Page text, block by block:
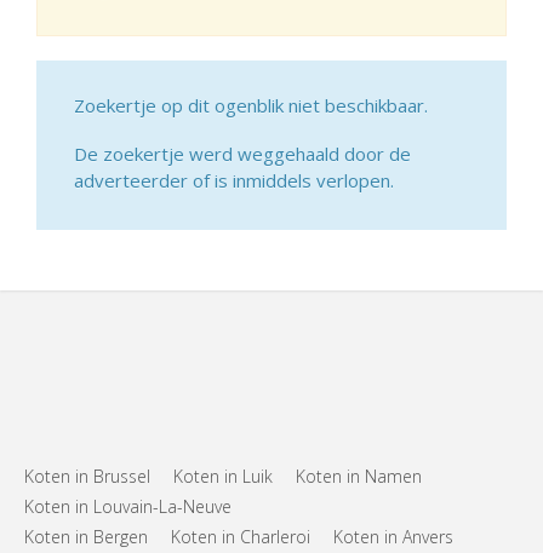
Zoekertje op dit ogenblik niet beschikbaar.
De zoekertje werd weggehaald door de
adverteerder of is inmiddels verlopen.
Koten in Brussel Koten in Luik
Koten in Namen
Koten in Louvain-La-Neuve
Koten in Bergen
Koten in Charleroi
Koten in Anvers